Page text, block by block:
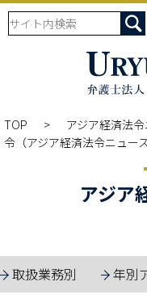
TOP アジア経済法
令（アジア経済法令ニュース
アジア
取扱業務別 年別